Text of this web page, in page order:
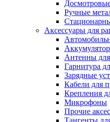
Ручные
Аксессуары для
Антенны
Гарнитура
Зарядные
Кабели для
Крепления
Микрофоны
Прочие
Тангенты